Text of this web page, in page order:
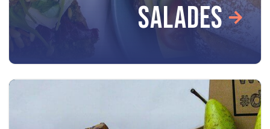
SALADES